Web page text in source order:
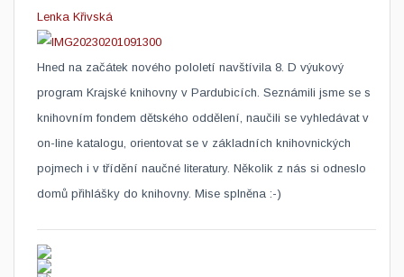
Lenka Křivská
​Hned na začátek nového pololetí navštívila 8. D výukový
program Krajské knihovny v Pardubicích. Seznámili jsme se s
knihovním fondem dětského oddělení, naučili se vyhledávat v
on-line katalogu, orientovat se v základních knihovnických
pojmech i v třídění naučné literatury. Několik z nás si odneslo
domů přihlášky do knihovny. Mise splněna :-)